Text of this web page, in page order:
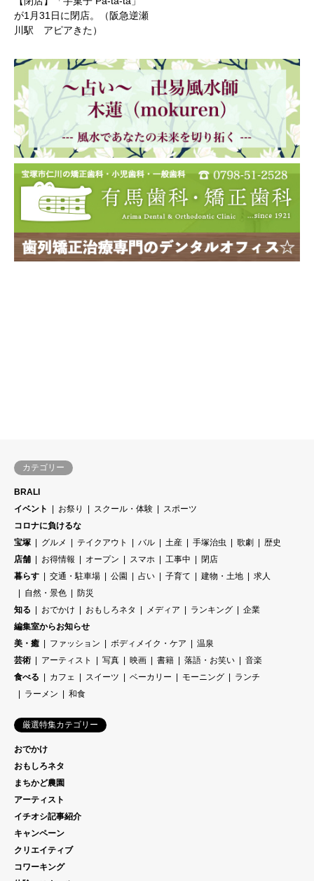
が1月31日に閉店。（阪急逆瀬
川駅 アピアきた）
カテゴリー
BRALI
イベント
お祭り スクール・体験
スポーツ
コロナに負けるな
宝塚
グルメ テイクアウト バル 土産 手塚治虫 歌劇
歴史
店舗
お得情報 オープン スマホ 工事中
閉店
暮らす
交通・駐車場 公園 占い 子育て 建物・土地
求人
自然・景色
防災
知る
おでかけ おもしろネタ メディア ランキング
企業
編集室からお知らせ
美・癒
ファッション ボディメイク・ケア
温泉
芸術
アーティスト 写真 映画 書籍 落語・お笑い
音楽
食べる
カフェ スイーツ ベーカリー モーニング
ランチ
ラーメン
和食
厳選特集カテゴリー
おでかけ
おもしろネタ
まちかど農園
アーティスト
イチオシ記事紹介
キャンペーン
クリエイティブ
コワーキング